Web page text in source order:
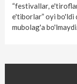
“festivallar,
e'tiborlar” oyi bo'ldi
mubolag'a